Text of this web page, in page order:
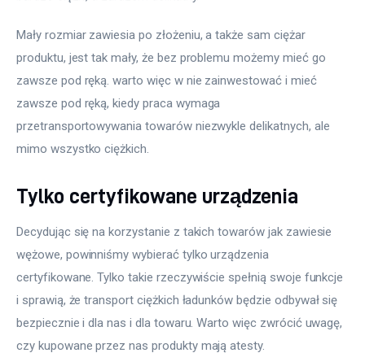
Mały rozmiar zawiesia po złożeniu, a także sam ciężar
produktu, jest tak mały, że bez problemu możemy mieć go
zawsze pod ręką. warto więc w nie zainwestować i mieć
zawsze pod ręką, kiedy praca wymaga
przetransportowywania towarów niezwykle delikatnych, ale
mimo wszystko ciężkich.
Tylko certyfikowane urządzenia
Decydując się na korzystanie z takich towarów jak zawiesie
wężowe, powinniśmy wybierać tylko urządzenia
certyfikowane. Tylko takie rzeczywiście spełnią swoje funkcje
i sprawią, że transport ciężkich ładunków będzie odbywał się
bezpiecznie i dla nas i dla towaru. Warto więc zwrócić uwagę,
czy kupowane przez nas produkty mają atesty.